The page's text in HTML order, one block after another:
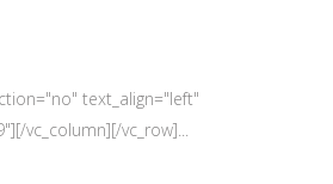
text_align="left"
vc_column][/vc_row]...